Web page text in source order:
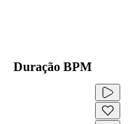
Duração BPM